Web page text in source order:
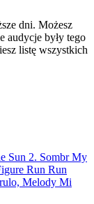
dni. Możesz
audycje były tego
listę wszystkich
Sun 2. Sombr My
Run Run
Melody Mi